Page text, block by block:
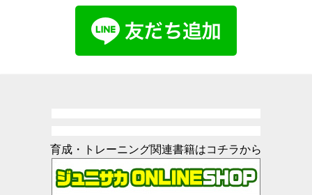
育成・トレーニング関連書籍はコチラから